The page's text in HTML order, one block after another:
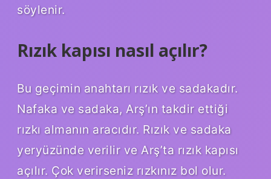
söylenir.
Rızık kapısı nasıl açılır?
Bu geçimin anahtarı rızık ve sadakadır.
Nafaka ve sadaka, Arş’ın takdir ettiği
rızkı almanın aracıdır. Rızık ve sadaka
yeryüzünde verilir ve Arş’ta rızık kapısı
açılır. Çok verirseniz rızkınız bol olur.